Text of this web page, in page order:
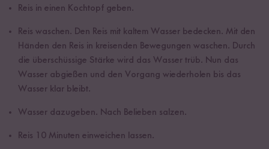
Reis in einen Kochtopf geben.
Reis waschen. Den Reis mit kaltem Wasser bedecken. Mit den
Händen den Reis in kreisenden Bewegungen waschen. Durch
die überschüssige Stärke wird das Wasser trüb. Nun das
Wasser abgießen und den Vorgang wiederholen bis das
Wasser klar bleibt.
Wasser dazugeben. Nach Belieben salzen.
Reis 10 Minuten einweichen lassen.